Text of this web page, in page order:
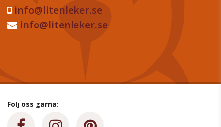
info@litenleker.se
info@litenleker.se
Följ oss gärna: